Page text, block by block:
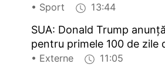
• Sport 13:44
SUA: Donald Trump
pentru primele 100 de zile
• Externe 11:05